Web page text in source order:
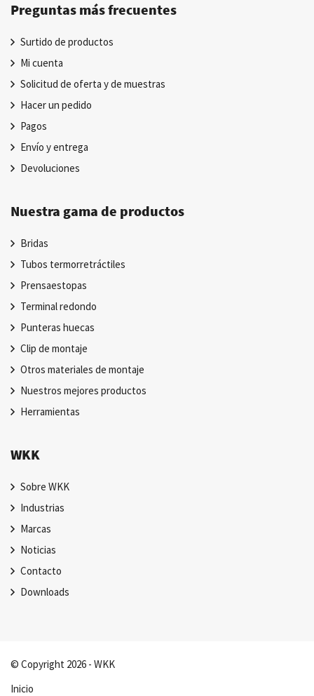
Preguntas más frecuentes
Surtido de productos
Mi cuenta
Solicitud de oferta y de muestras
Hacer un pedido
Pagos
Envío y entrega
Devoluciones
Nuestra gama de productos
Bridas
Tubos termorretráctiles
Prensaestopas
Terminal redondo
Punteras huecas
Clip de montaje
Otros materiales de montaje
Nuestros mejores productos
Herramientas
WKK
Sobre WKK
Industrias
Marcas
Noticias
Contacto
Downloads
© Copyright 2026 - WKK
Inicio